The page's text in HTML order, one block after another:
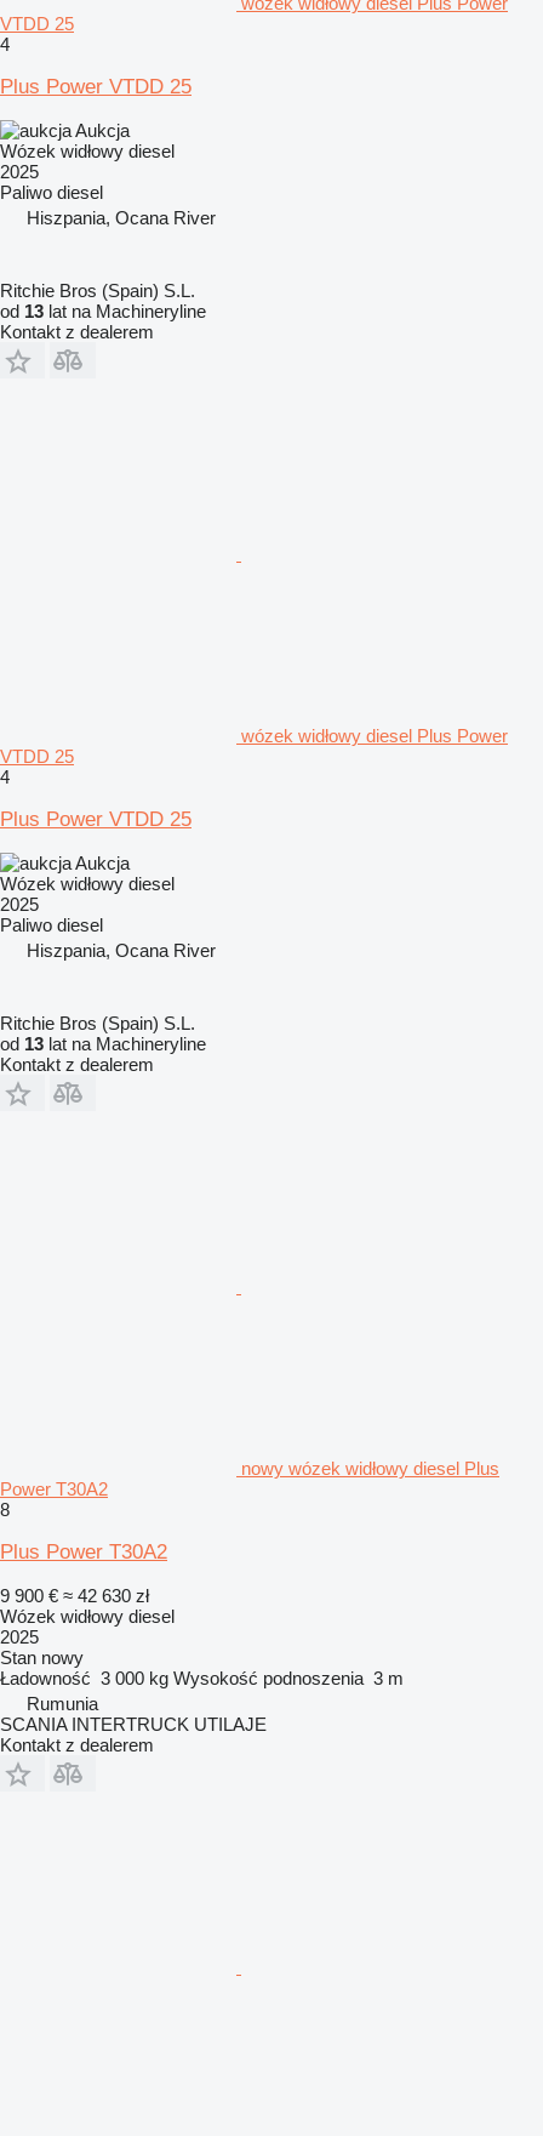
VTDD 25
4
Plus Power VTDD 25
Aukcja
Wózek widłowy diesel
2025
Paliwo diesel
Hiszpania, Ocana River
Ritchie Bros (Spain) S.L.
od 13 lat na Machineryline
Kontakt z dealerem
wózek widłowy diesel Plus Power
VTDD 25
4
Plus Power VTDD 25
Aukcja
Wózek widłowy diesel
2025
Paliwo diesel
Hiszpania, Ocana River
Ritchie Bros (Spain) S.L.
od 13 lat na Machineryline
Kontakt z dealerem
nowy wózek widłowy diesel Plus
Power T30A2
8
Plus Power T30A2
9 900 € ≈ 42 630 zł
Wózek widłowy diesel
2025
Stan nowy
Ładowność 3 000 kg Wysokość podnoszenia 3 m
Rumunia
SCANIA INTERTRUCK UTILAJE
Kontakt z dealerem